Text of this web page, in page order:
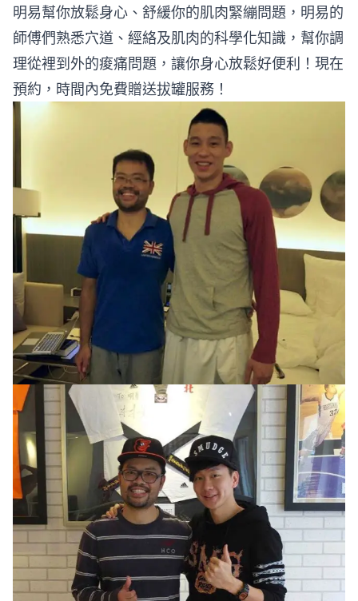
明易幫你放鬆身心、舒緩你的肌肉緊繃問題，明易的
師傅們熟悉穴道、經絡及肌肉的科學化知識，幫你調
理從裡到外的痠痛問題，讓你身心放鬆好便利！現在
預約，時間內免費贈送拔罐服務！